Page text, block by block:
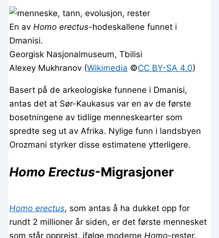
En avHomo erectus-hodeskallene funnet i
Dmanisi.
Georgisk Nasjonalmuseum, Tbilisi
Alexey Mukhranov (Wikimedia ©️CC BY-SA 4.0)
Basert på de arkeologiske funnene i Dmanisi,
antas det at Sør-Kaukasus var en av de første
bosetningene av tidlige menneskearter som
spredte seg ut av Afrika. Nylige funn i landsbyen
Orozmani styrker disse estimatene ytterligere.
Homo Erectus-Migrasjoner
Homo erectus, som antas å ha dukket opp for
rundt 2 millioner år siden, er det første mennesket
som står oppreist, ifølge moderne Homo-rester.